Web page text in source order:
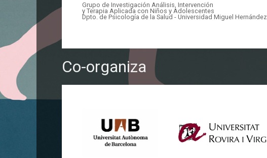
Grupo de Investigación Análisis, Intervención
y Terapia Aplicada con Niños y Adolescentes
Dpto. de Psicología de la Salud - Universidad Miguel Hernández
Co-organiza